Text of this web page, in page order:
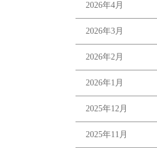
2026年4月
2026年3月
2026年2月
2026年1月
2025年12月
2025年11月